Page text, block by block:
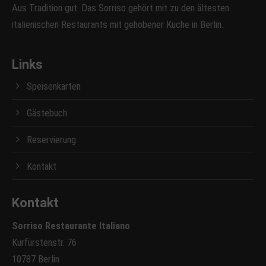
Aus Tradition gut. Das Sorriso gehört mit zu den ältesten
italienischen Restaurants mit gehobener Küche in Berlin.
Links
Speisenkarten
Gästebuch
Reservierung
Kontakt
Kontakt
Sorriso Restaurante Italiano
Kurfürstenstr. 76
10787 Berlin